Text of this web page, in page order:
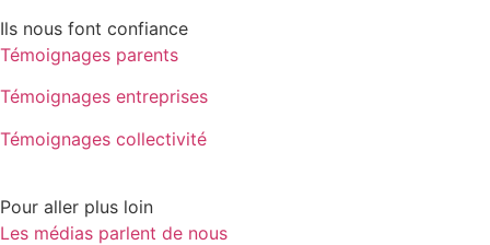
Ils nous font confiance
Témoignages parents
Témoignages entreprises
Témoignages collectivité
Pour aller plus loin
Les médias parlent de nous